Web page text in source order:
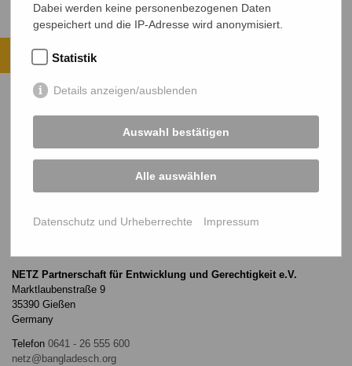
Sichere SSL-Verbindung
NETZ Partnerschaft für Entwicklung und Gerechtigkeit e.V.
Marktlaubenstraße 9
35390 Gießen
Germany
Telefon 0641 - 26 555 600
netz@bangladesch.org
Dabei werden keine personenbezogenen Daten
gespeichert und die IP-Adresse wird anonymisiert.
Statistik
Details anzeigen/ausblenden
Auswahl bestätigen
Alle auswählen
Datenschutz und Urheberrechte Impressum